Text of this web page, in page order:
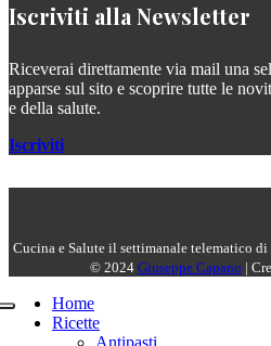
Iscriviti alla Newsletter
Riceverai direttamente via mail una
apparse sul sito e scoprire tutte le
e della salute.
Iscriviti
Cucina e Salute il settimanale telematico di
© 2024 Giuseppe Capano |
Home
Ricette
Antipasti